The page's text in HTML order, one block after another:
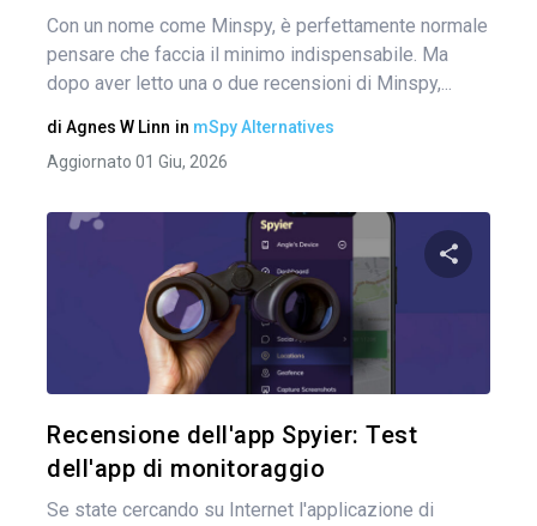
Con un nome come Minspy, è perfettamente normale
pensare che faccia il minimo indispensabile. Ma
dopo aver letto una o due recensioni di Minspy,...
di Agnes W Linn in mSpy Alternatives
Aggiornato 01 Giu, 2026
Recensione dell'app Spyier: Test
dell'app di monitoraggio
Se state cercando su Internet l'applicazione di